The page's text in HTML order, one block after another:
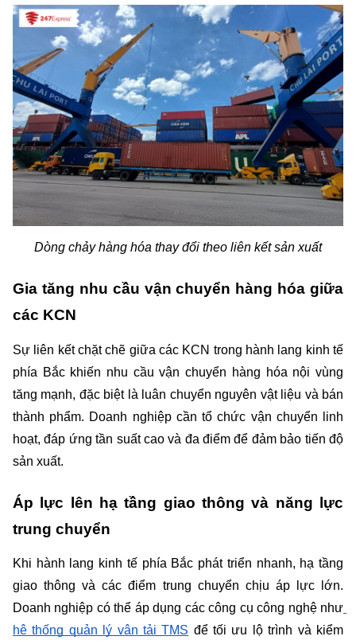
Dòng chảy hàng hóa thay đổi theo liên kết sản xuất
Gia tăng nhu cầu vận chuyển hàng hóa giữa
các KCN
Sự liên kết chặt chẽ giữa các KCN trong hành lang kinh tế
phía Bắc khiến nhu cầu vận chuyển hàng hóa nội vùng
tăng mạnh, đặc biệt là luân chuyển nguyên vật liệu và bán
thành phẩm. Doanh nghiệp cần tổ chức vận chuyển linh
hoạt, đáp ứng tần suất cao và đa điểm để đảm bảo tiến độ
sản xuất.
Áp lực lên hạ tầng giao thông và năng lực
trung chuyển
Khi hành lang kinh tế phía Bắc phát triển nhanh, hạ tầng
giao thông và các điểm trung chuyển chịu áp lực lớn.
Doanh nghiệp có thể áp dụng các công cụ công nghệ như
hệ thống quản lý vận tải TMS để tối ưu lộ trình và kiểm